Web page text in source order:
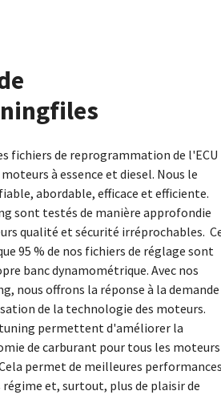
fichiers de reprogrammation de l'ECU
à essence et diesel. Nous le
abordable, efficace et efficiente.
sont testés de manière approfondie
qualité et sécurité irréprochables.
95 % de nos fichiers de réglage sont
banc dynamométrique. Avec nos
nous offrons la réponse à la demande
de la technologie des moteurs.
permettent d'améliorer la
de carburant pour tous les moteurs
permet de meilleures
régime et, surtout, plus de plaisir de